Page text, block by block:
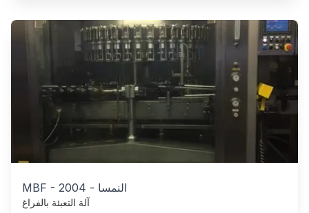
MBF - 2004 - النمسا
آلة التعبئة بالفراغ